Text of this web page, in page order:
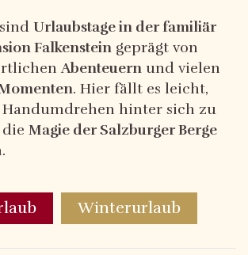
Urlaubstage in der familiär
Falkenstein geprägt von
Abenteuern und vielen
. Hier fällt es leicht,
hinter sich zu
Magie der Salzburger Berge
Winterurlaub